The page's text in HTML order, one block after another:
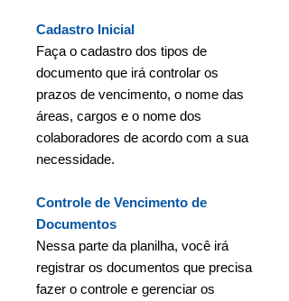
Cadastro Inicial
Faça o cadastro dos tipos de
documento que irá controlar os
prazos de vencimento, o nome das
áreas, cargos e o nome dos
colaboradores de acordo com a sua
necessidade.
Controle de Vencimento de
Documentos
Nessa parte da planilha, você irá
registrar os documentos que precisa
fazer o controle e gerenciar os